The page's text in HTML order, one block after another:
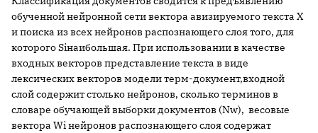
обученной нейронной сети вектора авизируемого текста X
и поиска из всех нейронов распознающего слоя того, для
которого Siнаибольшая. При использовании в качестве
входных векторов представление текста в виде
лексических векторов модели терм-документ,входной
слой содержит столько нейронов, сколько терминов в
словаре обучающей выборки документов (Nw), весовые
вектора Wi нейронов распознающего слоя содержат